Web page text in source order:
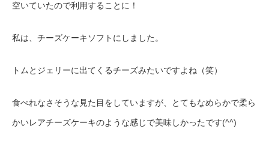
空いていたので利用することに！
私は、チーズケーキソフトにしました。
トムとジェリーに出てくるチーズみたいですよね（笑）
食べれなさそうな見た目をしていますが、とてもなめらかで柔ら
かいレアチーズケーキのような感じで美味しかったです(^^)